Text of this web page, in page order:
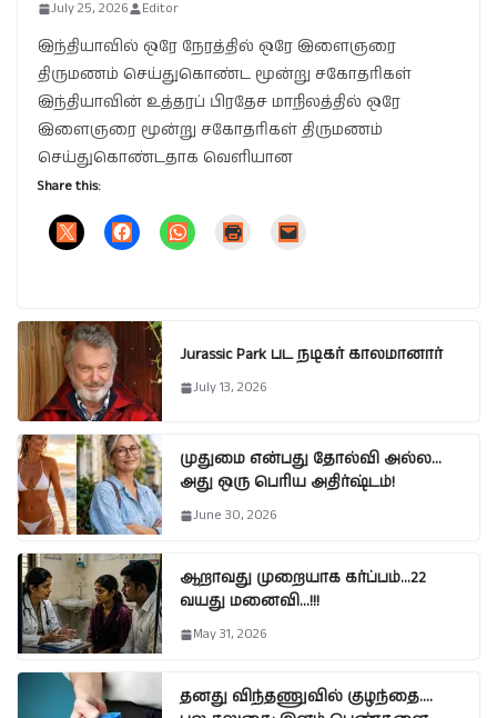
July 25, 2026 Editor
இந்தியாவில் ஒரே நேரத்தில் ஒரே இளைஞரை
திருமணம் செய்துகொண்ட மூன்று சகோதரிகள்
இந்தியாவின் உத்தரப் பிரதேச மாநிலத்தில் ஒரே
இளைஞரை மூன்று சகோதரிகள் திருமணம்
செய்துகொண்டதாக வெளியான
Share this:
Jurassic Park பட நடிகர் காலமானார்
July 13, 2026
முதுமை என்பது தோல்வி அல்ல…
அது ஒரு பெரிய அதிர்ஷ்டம்!
June 30, 2026
ஆறாவது முறையாக கர்ப்பம்…22
வயது மனைவி…!!!
May 31, 2026
தனது விந்தணுவில் குழந்தை….